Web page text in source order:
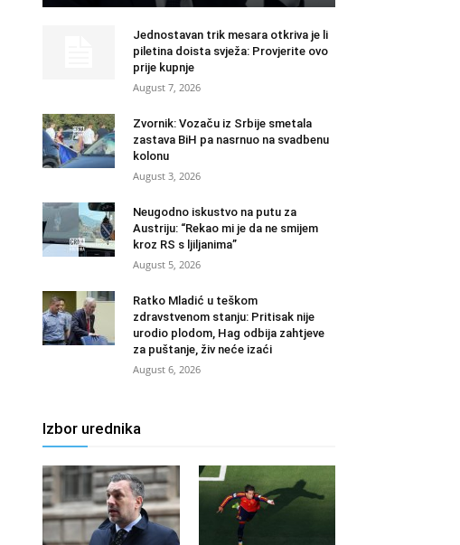
Jednostavan trik mesara otkriva je li
piletina doista svježa: Provjerite ovo
prije kupnje
August 7, 2026
Zvornik: Vozaču iz Srbije smetala
zastava BiH pa nasrnuo na svadbenu
kolonu
August 3, 2026
Neugodno iskustvo na putu za
Austriju: “Rekao mi je da ne smijem
kroz RS s ljiljanima”
August 5, 2026
Ratko Mladić u teškom
zdravstvenom stanju: Pritisak nije
urodio plodom, Hag odbija zahtjeve
za puštanje, živ neće izaći
August 6, 2026
Izbor urednika